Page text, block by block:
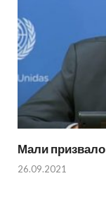
Мали
26.09.2021